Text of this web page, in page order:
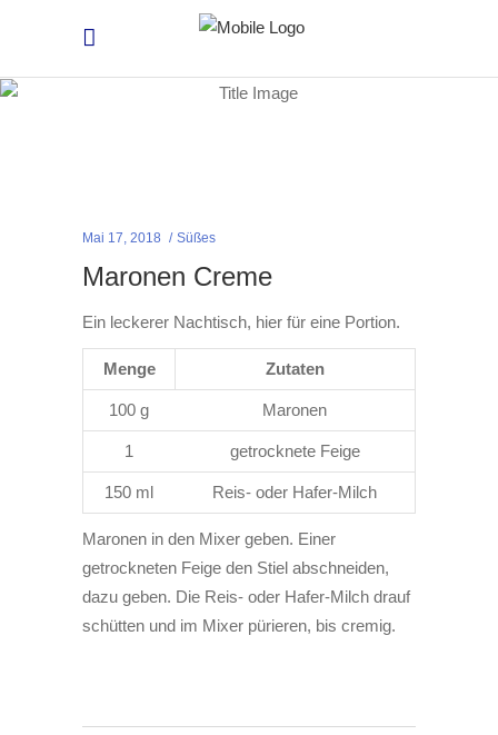
Mai 17, 2018 Süßes
Maronen Creme
Ein leckerer Nachtisch, hier für eine Portion.
Menge Zutaten
100 g Maronen
1 getrocknete Feige
150 ml Reis- oder Hafer-Milch
Maronen in den Mixer geben. Einer
getrockneten Feige den Stiel abschneiden,
dazu geben. Die Reis- oder Hafer-Milch drauf
schütten und im Mixer pürieren, bis cremig.